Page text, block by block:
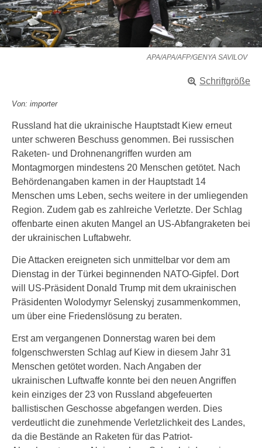
APA/APA/AFP/GENYA SAVILOV
Schriftgröße
Von: importer
Russland hat die ukrainische Hauptstadt Kiew erneut
unter schweren Beschuss genommen. Bei russischen
Raketen- und Drohnenangriffen wurden am
Montagmorgen mindestens 20 Menschen getötet. Nach
Behördenangaben kamen in der Hauptstadt 14
Menschen ums Leben, sechs weitere in der umliegenden
Region. Zudem gab es zahlreiche Verletzte. Der Schlag
offenbarte einen akuten Mangel an US-Abfangraketen bei
der ukrainischen Luftabwehr.
Die Attacken ereigneten sich unmittelbar vor dem am
Dienstag in der Türkei beginnenden NATO-Gipfel. Dort
will US-Präsident Donald Trump mit dem ukrainischen
Präsidenten Wolodymyr Selenskyj zusammenkommen,
um über eine Friedenslösung zu beraten.
Erst am vergangenen Donnerstag waren bei dem
folgenschwersten Schlag auf Kiew in diesem Jahr 31
Menschen getötet worden. Nach Angaben der
ukrainischen Luftwaffe konnte bei den neuen Angriffen
kein einziges der 23 von Russland abgefeuerten
ballistischen Geschosse abgefangen werden. Dies
verdeutlicht die zunehmende Verletzlichkeit des Landes,
da die Bestände an Raketen für das Patriot-